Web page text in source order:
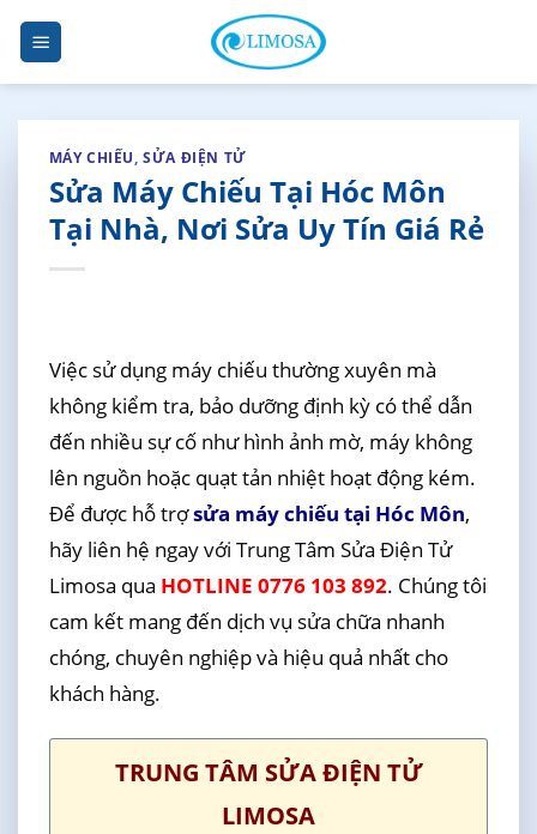
Skip
content
MÁY CHIẾU,SỬA ĐIỆN TỬ
Sửa Máy Chiếu Tại Hóc Môn
Tại Nhà, Nơi Sửa Uy Tín Giá Rẻ
Việc sử dụng máy chiếu thường xuyên mà
không kiểm tra, bảo dưỡng định kỳ có thể dẫn
đến nhiều sự cố như hình ảnh mờ, máy không
lên nguồn hoặc quạt tản nhiệt hoạt động kém.
Để được hỗ trợsửa máy chiếu tại Hóc Môn,
hãy liên hệ ngay với Trung Tâm Sửa Điện Tử
Limosa qua HOTLINE 0776 103 892. Chúng tôi
cam kết mang đến dịch vụ sửa chữa nhanh
chóng, chuyên nghiệp và hiệu quả nhất cho
khách hàng.
TRUNG TÂM SỬA ĐIỆN TỬ
LIMOSA